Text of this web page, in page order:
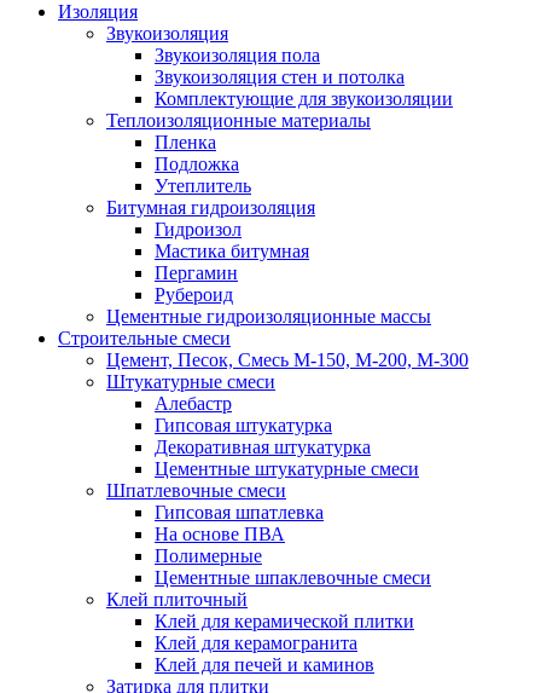
Изоляция
Звукоизоляция
Звукоизоляция пола
Звукоизоляция стен и потолка
Комплектующие для звукоизоляции
Теплоизоляционные материалы
Пленка
Подложка
Утеплитель
Битумная гидроизоляция
Гидроизол
Мастика битумная
Пергамин
Рубероид
Цементные гидроизоляционные массы
Строительные смеси
Цемент, Песок, Смесь М-150, М-200, М-300
Штукатурные смеси
Алебастр
Гипсовая штукатурка
Декоративная штукатурка
Цементные штукатурные смеси
Шпатлевочные смеси
Гипсовая шпатлевка
На основе ПВА
Полимерные
Цементные шпаклевочные смеси
Клей плиточный
Клей для керамической плитки
Клей для керамогранита
Клей для печей и каминов
Затирка для плитки